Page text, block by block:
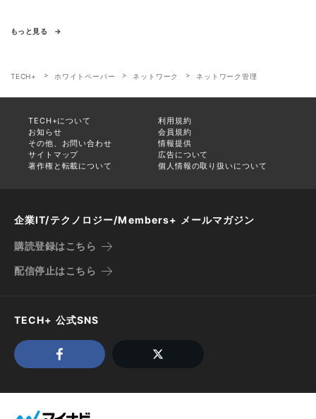
もっと見る
TECH+ ホワイトペーパー ネットワーク ネットワーク管理
TECH+について
利用規約
お知らせ
会員規約
その他、お問い合わせ
情報提供
サイトマップ
広告について
著作権と転載について
個人情報の取り扱いについて
企業IT/テクノロジー/Members+ メールマガジン
購読登録はこちら
配信停止はこちら
TECH+ 公式SNS